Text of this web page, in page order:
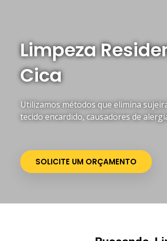
Limpeza
Cica
Utilizamos métodos que elimina
tecido encardido, causadores de
SOLICITE UM ORÇAMENTO